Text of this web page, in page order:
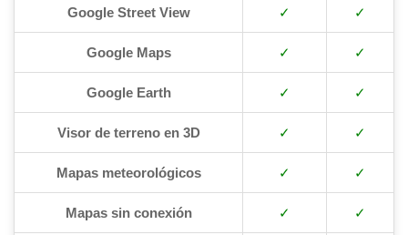
Google Street View ✓ ✓
Google Maps ✓ ✓
Google Earth ✓ ✓
Visor de terreno en 3D ✓ ✓
Mapas meteorológicos ✓ ✓
Mapas sin conexión ✓ ✓